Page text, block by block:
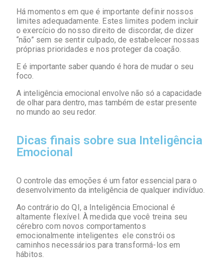
Há momentos em que é importante definir nossos
limites adequadamente. Estes limites podem incluir
o exercício do nosso direito de discordar, de dizer
“não” sem se sentir culpado, de estabelecer nossas
próprias prioridades e nos proteger da coação.
E é importante saber quando é hora de mudar o seu
foco.
A inteligência emocional envolve não só a capacidade
de olhar para dentro, mas também de estar presente
no mundo ao seu redor.
Dicas finais sobre sua Inteligência
Emocional
O controle das emoções é um fator essencial para o
desenvolvimento da inteligência de qualquer indivíduo.
Ao contrário do QI, a Inteligência Emocional é
altamente flexível. À medida que você treina seu
cérebro com novos comportamentos
emocionalmente inteligentes ele constrói os
caminhos necessários para transformá-los em
hábitos.